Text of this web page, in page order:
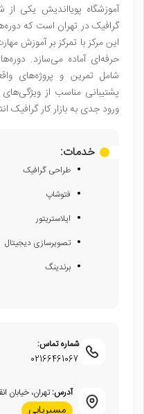
آموزشگاه پویااندیش یکی از
گرافیک در تهران است که
این مرکز با تمرکز بر آموزش
حرفه‌ای آماده می‌سازد.
شامل تمرین و پروژه‌های
پشتیبانی مناسب از
ورود جدی به بازار کار
خدمات:
طراحی گرافیک
فتوشاپ
ایلاستریتور
تصویرسازی دیجیتال
برندینگ
شماره تماس:
02166461067
آدرس:تهران، خیابان
مسیریابی